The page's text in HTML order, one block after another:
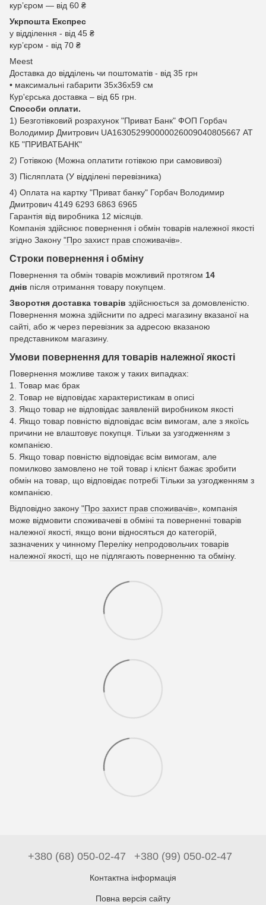
курʼєром — від 60 ₴
Укрпошта Експрес
у відділення - від 45 ₴
курʼєром - від 70 ₴
Meest
Доставка до відділень чи поштоматів - від 35 грн
• максимальні габарити 35x36x59 см
Кур'єрська доставка – від 65 грн.
Способи оплати.
1) Безготівковий розрахунок "Приват Банк" ФОП Горбач
Володимир Дмитрович UA163052990000026009040805667 АТ
КБ "ПРИВАТБАНК"
2) Готівкою (Можна оплатити готівкою при самовивозі)
3) Післяплата (У відділені перевізника)
4) Оплата на картку "Приват банку" Горбач Володимир
Дмитрович 4149 6293 6863 6965
Гарантія від виробника 12 місяців.
Компанія здійснює повернення і обмін товарів належної якості
згідно Закону "Про захист прав споживачів».
Строки повернення і обміну
Повернення та обмін товарів можливий протягом 14
днів після отримання товару покупцем.
Зворотня доставка товарів здійснюється за домовленістю.
Повернення можна здійснити по адресі магазину вказаної на
сайті, або ж через перевізник за адресою вказаною
представником магазину.
Умови повернення для товарів належної якості
Повернення можливе також у таких випадках:
1. Товар має брак
2. Товар не відповідає характеристикам в описі
3. Якщо товар не відповідає заявленій виробником якості
4. Якщо товар повністю відповідає всім вимогам, але з якоїсь
причини не влаштовує покупця. Тільки за узгодженням з
компанією.
5. Якщо товар повністю відповідає всім вимогам, але
помилково замовлено не той товар і клієнт бажає зробити
обмін на товар, що відповідає потребі Тільки за узгодженням з
компанією.
Відповідно закону "Про захист прав споживачів» , компанія
може відмовити споживачеві в обміні та поверненні товарів
належної якості, якщо вони відносяться до категорій,
зазначених у чинному Переліку непродовольчих товарів
належної якості, що не підлягають поверненню та обміну.
+380 (68) 050-02-47 +380 (99) 050-02-47
Контактна інформація
Повна версія сайту